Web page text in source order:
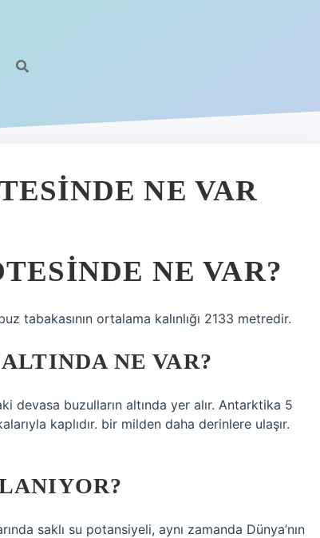
NE VAR
NE VAR?
tabakasının ortalama kalınlığı 2133 metredir.
NE VAR?
devasa buzulların altında yer alır. Antarktika 5
kaplıdır. bir milden daha derinlere ulaşır.
saklı su potansiyeli, aynı zamanda Dünya’nın